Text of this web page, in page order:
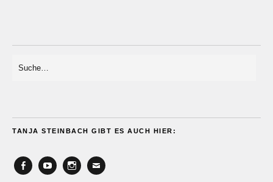
TANJA STEINBACH GIBT ES AUCH HIER: